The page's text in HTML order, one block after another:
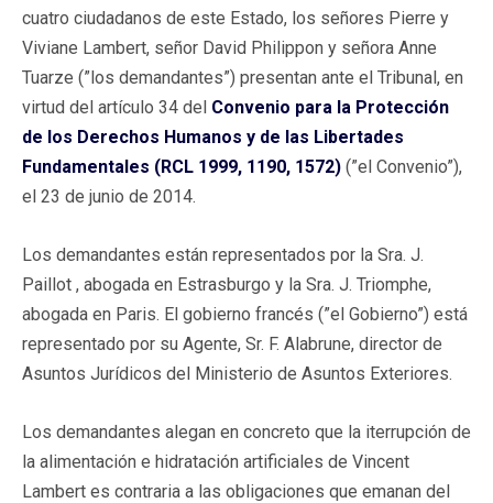
cuatro ciudadanos de este Estado, los señores Pierre y
Viviane Lambert, señor David Philippon y señora Anne
Tuarze (”los demandantes”) presentan ante el Tribunal, en
virtud del artículo 34 del Convenio para la Protección
de los Derechos Humanos y de las Libertades
Fundamentales (RCL 1999, 1190, 1572) (”el Convenio”),
el 23 de junio de 2014.
Los demandantes están representados por la Sra. J.
Paillot , abogada en Estrasburgo y la Sra. J. Triomphe,
abogada en Paris. El gobierno francés (”el Gobierno”) está
representado por su Agente, Sr. F. Alabrune, director de
Asuntos Jurídicos del Ministerio de Asuntos Exteriores.
Los demandantes alegan en concreto que la iterrupción de
la alimentación e hidratación artificiales de Vincent
Lambert es contraria a las obligaciones que emanan del